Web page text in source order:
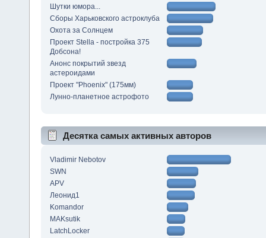
Шутки юмора...
Сборы Харьковского астроклуба
Охота за Солнцем
Проект Stella - постройка 375
Добсона!
Анонс покрытий звезд
астероидами
Проект "Phoenix" (175мм)
Лунно-планетное астрофото
Десятка самых активных авторов
Vladimir Nebotov
SWN
APV
Леонид1
Komandor
MAKsutik
LatchLocker